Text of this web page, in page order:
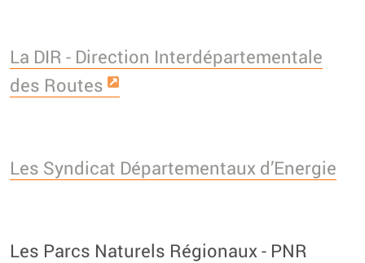
La DIR - Direction Interdépartementale
des Routes
Les Syndicat Départementaux d’Energie
Les Parcs Naturels Régionaux - PNR